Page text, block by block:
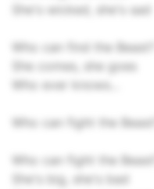
She's wicked, she's sad
Who can find the Beast?
She comes, she goes
Who ever knows...
Who can fight the Beast?
Who can fight the Beast?
She's big, she's bad